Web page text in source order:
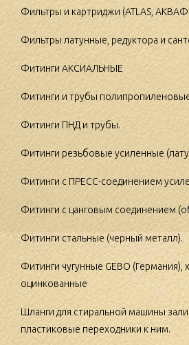
Фильтры и картриджи (ATLAS,
Фильтры латунные, редуктора и
Фитинги АКСИАЛЬНЫЕ
Фитинги и трубы
Фитинги ПНД и трубы.
Фитинги резьбовые усиленные
Фитинги с ПРЕСС-соединением
Фитинги с цанговым соединением
Фитинги стальные (черный металл).
Фитинги чугунные GEBO
оцинкованные
Шланги для стиральной машины
пластиковые переходники к ним.